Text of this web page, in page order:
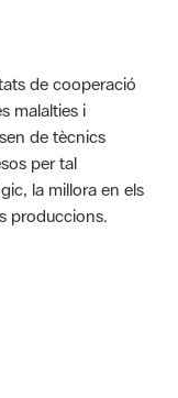
de cooperació
malalties i
de tècnics
per tal
la millora en els
produccions.
es de 0 estrellas de